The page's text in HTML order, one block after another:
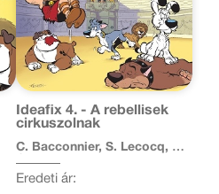
Ideafix 4. - A rebellisek
cirkuszolnak
C. Bacconnier, S. Lecocq, Y.
Eredeti ár: